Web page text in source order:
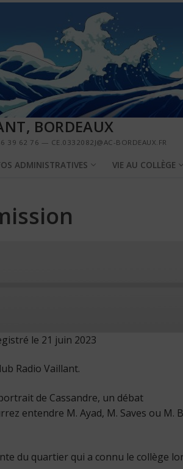
BORDEAUX
39 62 76 — CE.0332082J@AC-BORDEAUX.FR
ADMINISTRATIVES VIE AU COLLÈGE
le 21 juin 2023
Radio Vaillant.
de Cassandre, un débat
entendre M. Ayad, M. Saves ou M.
du quartier qui a connu le collège